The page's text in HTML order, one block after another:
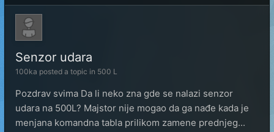
Senzor udara
100ka posted a topic in 500 L
Pozdrav svima Da li neko zna gde se nalazi senzor
udara na 500L? Majstor nije mogao da ga nađe kada je
menjana komandna tabla prilikom zamene prednjeg...